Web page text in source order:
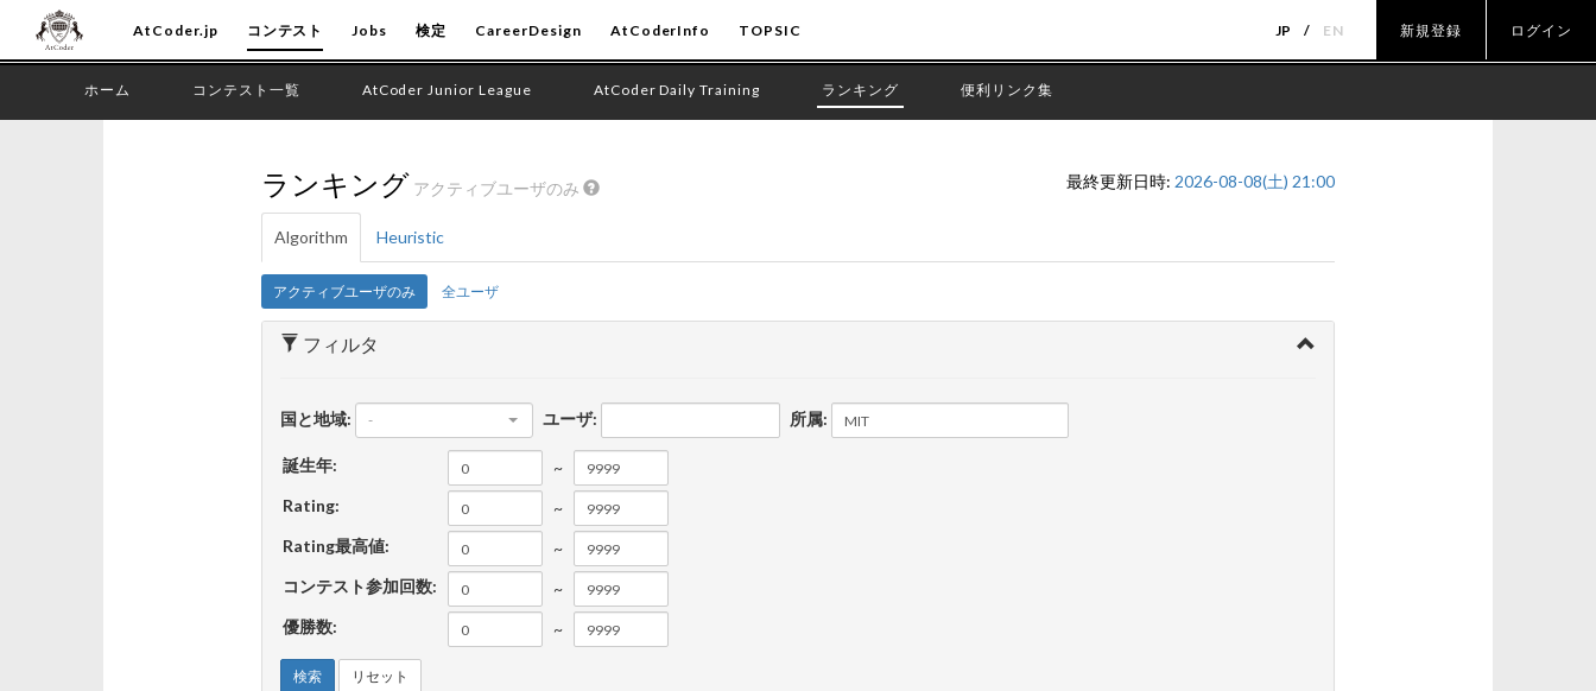
AtCoder.jp コンテスト Jobs 検定 CareerDesign AtCoderInfo TOPSIC JP EN 新規登録 ログイン
ホーム コンテスト一覧 AtCoder Junior League AtCoder Daily Training ランキング 便利リンク集
ランキング アクティブユーザのみ 最終更新日時: 2026-08-08(土) 21:00
Algorithm Heuristic
アクティブユーザのみ 全ユーザ
フィルタ
国と地域: - ユーザ: 所属:
誕生年:
~
Rating:
~
Rating最高値:
~
コンテスト参加回数:
~
優勝数:
~
検索 リセット